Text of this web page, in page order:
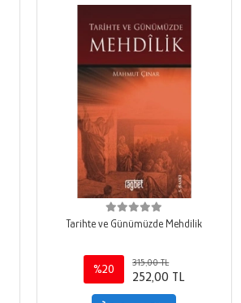
Tarihte ve Günümüzde Mehdilik
%20
315,00 TL
252,00 TL